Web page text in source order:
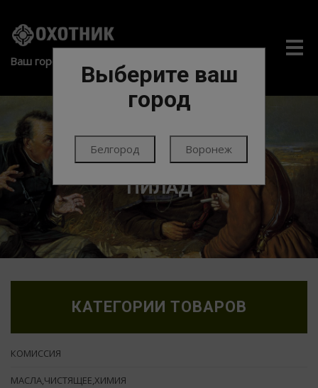
Ваш город:
Выберите ваш
город
Белгород Воронеж
ГЛАВНАЯ ОПТИКА КОЛЛИМАТОРЫ
ПИЛАД
КАТЕГОРИИ ТОВАРОВ
КОМИССИЯ
МАСЛА,ЧИСТЯЩЕЕ,ХИМИЯ